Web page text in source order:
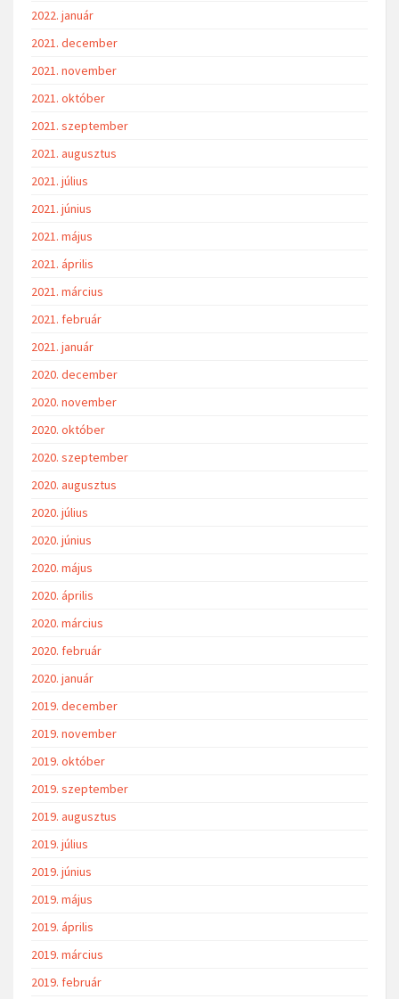
2022. január
2021. december
2021. november
2021. október
2021. szeptember
2021. augusztus
2021. július
2021. június
2021. május
2021. április
2021. március
2021. február
2021. január
2020. december
2020. november
2020. október
2020. szeptember
2020. augusztus
2020. július
2020. június
2020. május
2020. április
2020. március
2020. február
2020. január
2019. december
2019. november
2019. október
2019. szeptember
2019. augusztus
2019. július
2019. június
2019. május
2019. április
2019. március
2019. február